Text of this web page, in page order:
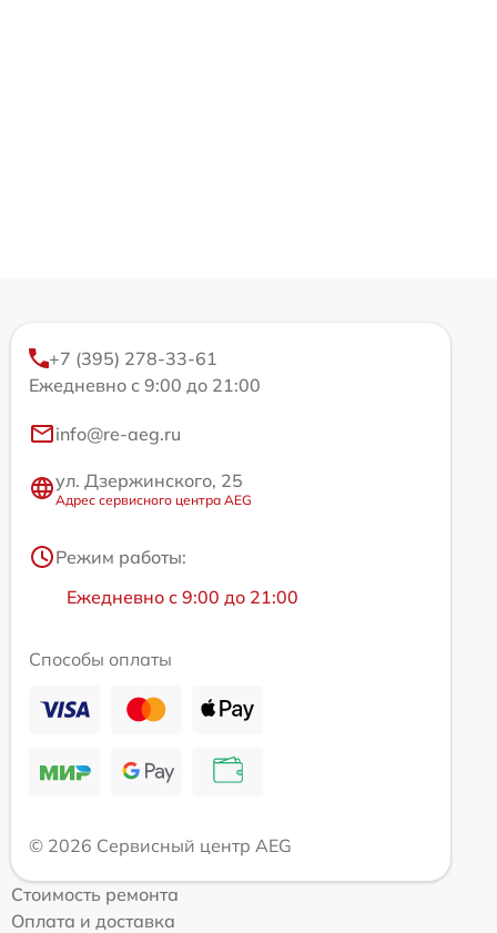
+7 (395) 278-33-61
Ежедневно с 9:00 до 21:00
info@re-aeg.ru
ул. Дзержинского, 25
Адрес сервисного центра AEG
Режим работы:
Ежедневно с 9:00 до 21:00
Способы оплаты
© 2026 Сервисный центр AEG
Стоимость ремонта
Оплата и доставка